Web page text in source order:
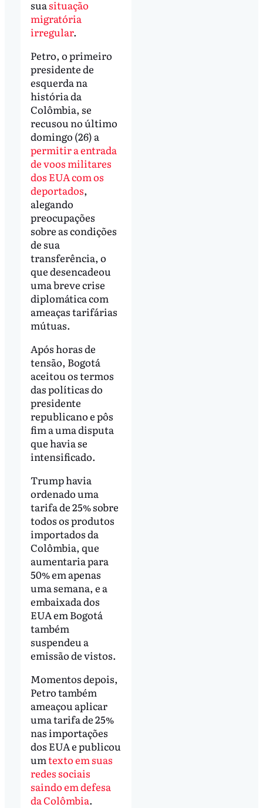
suasituação
migratória
irregular.
Petro, o primeiro
presidente de
esquerda na
história da
Colômbia, se
recusou no último
domingo (26) a
permitir a entrada
de voos militares
dos EUA com os
deportados,
alegando
preocupações
sobre as condições
de sua
transferência, o
que desencadeou
uma breve crise
diplomática com
ameaças tarifárias
mútuas.
Após horas de
tensão, Bogotá
aceitou os termos
das políticas do
presidente
republicano e pôs
fim a uma disputa
que havia se
intensificado.
Trump havia
ordenado uma
tarifa de 25% sobre
todos os produtos
importados da
Colômbia, que
aumentaria para
50% em apenas
uma semana, e a
embaixada dos
EUA em Bogotá
também
suspendeu a
emissão de vistos.
Momentos depois,
Petro também
ameaçou aplicar
uma tarifa de 25%
nas importações
dos EUA e publicou
umtexto em suas
redes sociais
saindo em defesa
da Colômbia.